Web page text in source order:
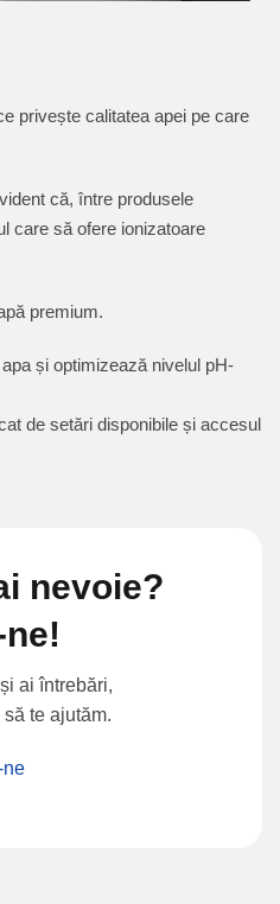
privește calitatea apei pe care
că, între produsele
care să ofere ionizatoare
premium.
și optimizează nivelul pH-
de setări disponibile și accesul
nevoie?
ai întrebări,
te ajutăm.
ne